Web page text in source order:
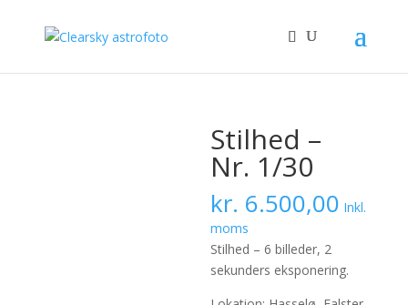
Stilhed –
Nr. 1/30
kr. 6.500,00 Inkl.
moms
Stilhed – 6 billeder, 2
sekunders eksponering.